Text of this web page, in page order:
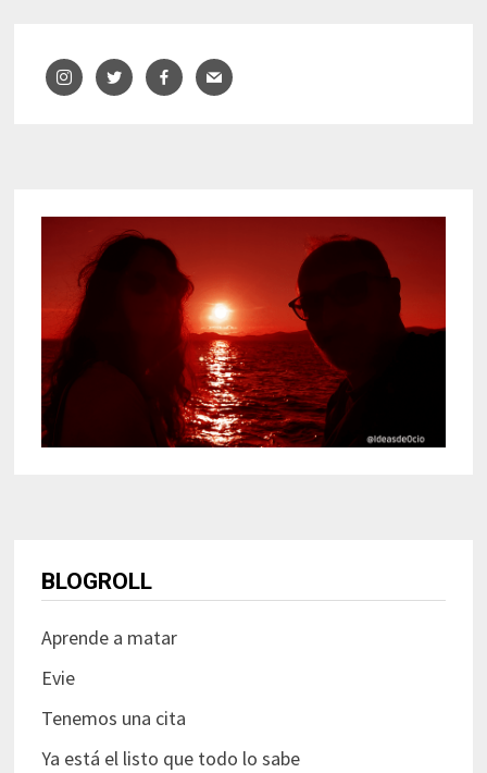
SORIA
BLOGROLL
Aprende a matar
Evie
Tenemos una cita
Ya está el listo que todo lo sabe